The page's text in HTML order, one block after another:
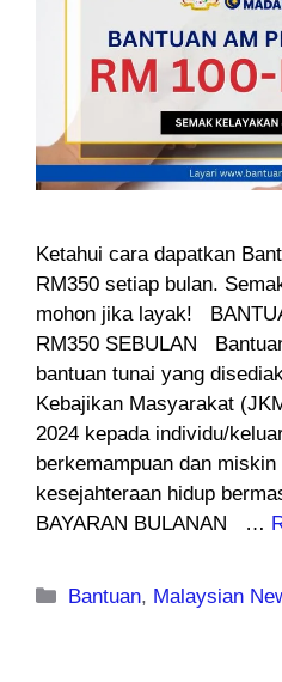
Ketahui cara dapatkan
RM350 setiap bulan.
mohon jika layak!
RM350 SEBULAN
bantuan tunai yang
Kebajikan Masyarakat
2024 kepada individu/
berkemampuan dan
kesejahteraan hidup
BAYARAN BULANAN …
Categories
Bantuan, Malaysian